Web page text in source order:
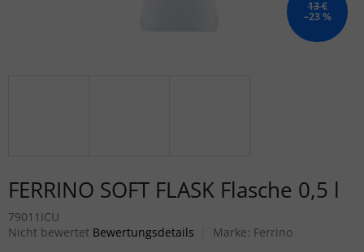
13 €
–23 %
FERRINO SOFT FLASK Flasche 0,5 l
79011ICU
Die durchschnittliche Produktbewertung ist 0,0 von 5 Sternen.
Nicht bewertet Bewertungsdetails Marke: Ferrino